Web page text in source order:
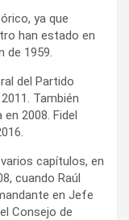
ya que
han estado en
de 1959.
del Partido
También
2008. Fidel
capítulos, en
cuando Raúl
en Jefe
Consejo de